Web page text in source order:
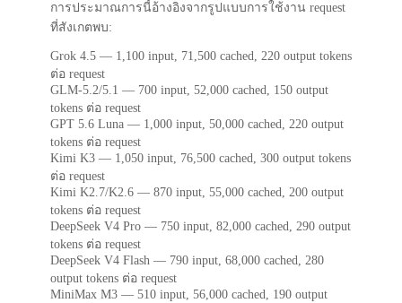
การประมาณการนี้อ้างอิงจากรูปแบบการใช้งาน request
ที่สังเกตพบ:
Grok 4.5 — 1,100 input, 71,500 cached, 220 output tokens
ต่อ request
GLM-5.2/5.1 — 700 input, 52,000 cached, 150 output
tokens ต่อ request
GPT 5.6 Luna — 1,000 input, 50,000 cached, 220 output
tokens ต่อ request
Kimi K3 — 1,050 input, 76,500 cached, 300 output tokens
ต่อ request
Kimi K2.7/K2.6 — 870 input, 55,000 cached, 200 output
tokens ต่อ request
DeepSeek V4 Pro — 750 input, 82,000 cached, 290 output
tokens ต่อ request
DeepSeek V4 Flash — 790 input, 68,000 cached, 280
output tokens ต่อ request
MiniMax M3 — 510 input, 56,000 cached, 190 output